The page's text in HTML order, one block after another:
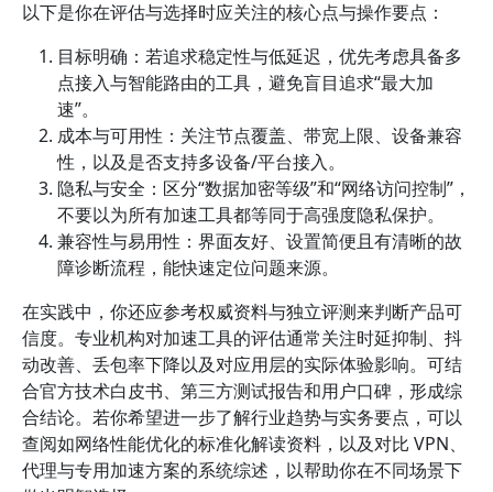
以下是你在评估与选择时应关注的核心点与操作要点：
目标明确：若追求稳定性与低延迟，优先考虑具备多
点接入与智能路由的工具，避免盲目追求“最大加
速”。
成本与可用性：关注节点覆盖、带宽上限、设备兼容
性，以及是否支持多设备/平台接入。
隐私与安全：区分“数据加密等级”和“网络访问控制”，
不要以为所有加速工具都等同于高强度隐私保护。
兼容性与易用性：界面友好、设置简便且有清晰的故
障诊断流程，能快速定位问题来源。
在实践中，你还应参考权威资料与独立评测来判断产品可
信度。专业机构对加速工具的评估通常关注时延抑制、抖
动改善、丢包率下降以及对应用层的实际体验影响。可结
合官方技术白皮书、第三方测试报告和用户口碑，形成综
合结论。若你希望进一步了解行业趋势与实务要点，可以
查阅如网络性能优化的标准化解读资料，以及对比 VPN、
代理与专用加速方案的系统综述，以帮助你在不同场景下